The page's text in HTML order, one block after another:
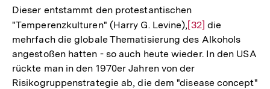
Dieser entstammt den protestantischen
"Temperenzkulturen" (Harry G. Levine),Zur
Auflösung
der
Fußnote
[32] die
mehrfach die globale Thematisierung des Alkohols
angestoßen hatten - so auch heute wieder. In den USA
rückte man in den 1970er Jahren von der
Risikogruppenstrategie ab, die dem "disease concept"